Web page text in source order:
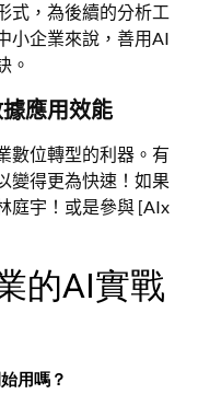
式，為後續的分析工
小企業來說，善用AI
。
應用效能
數位轉型的利器。有
變得更為快速！如果
庭宇！或是參與 [AIx